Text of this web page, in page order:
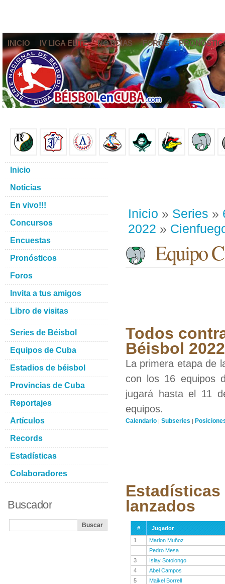
INICIO IV LIGA ELITE NOTICIAS FOROS
Inicio » Series »
2022 »
Equipo
Todos
Béisbol 2022
La primera etapa de
con los 16 equipos
jugará hasta el 11
equipos.
Calendario | Subseries |
lanzados
#
Jugador
1
Marlon Muñoz
Pedro Mesa
3
Islay Sotolongo
4
Abel Campos
5
Maikel Borrell
Inicio
Noticias
En vivo!!!
Concursos
Encuestas
Pronósticos
Foros
Invita a tus amigos
Libro de visitas
Series de Béisbol
Equipos de Cuba
Estadios de béisbol
Provincias de Cuba
Reportajes
Artículos
Records
Estadísticas
Colaboradores
Buscador